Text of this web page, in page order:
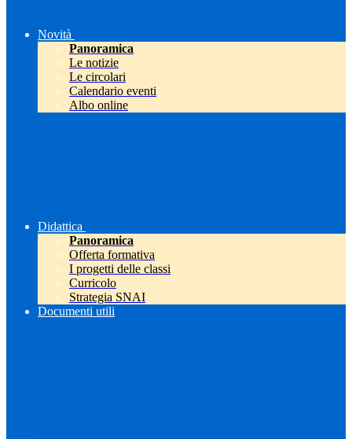
Novità
Panoramica
Le notizie
Le circolari
Calendario eventi
Albo online
Didattica
Panoramica
Offerta formativa
I progetti delle classi
Curricolo
Strategia SNAI
Documenti utili